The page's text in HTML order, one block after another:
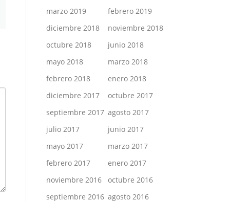
marzo 2019
febrero 2019
diciembre 2018
noviembre 2018
octubre 2018
junio 2018
mayo 2018
marzo 2018
febrero 2018
enero 2018
diciembre 2017
octubre 2017
septiembre 2017 agosto 2017
julio 2017
junio 2017
mayo 2017
marzo 2017
febrero 2017
enero 2017
noviembre 2016
octubre 2016
septiembre 2016 agosto 2016